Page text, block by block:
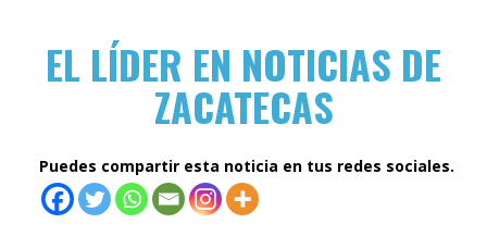
EL LÍDER EN NOTICIAS DE
ZACATECAS
Puedes compartir esta noticia en tus redes sociales.